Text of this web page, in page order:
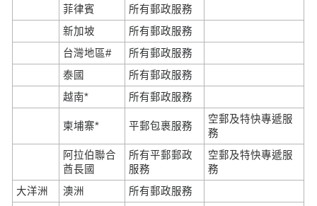
菲律賓
所有郵政服務
新加坡
所有郵政服務
台灣地區#
所有郵政服務
泰國
所有郵政服務
越南*
所有郵政服務
柬埔寨* 平郵包裹服務
空郵及特快專遞服
務
阿拉伯聯合
酋長國
所有平郵郵政
服務
空郵及特快專遞服
務
大洋洲
澳洲 所有郵政服務